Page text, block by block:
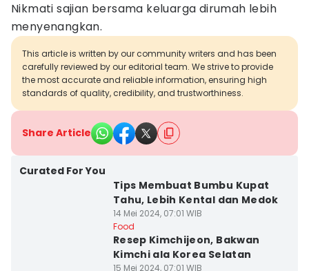
Nikmati sajian bersama keluarga dirumah lebih
menyenangkan.
This article is written by our community writers and has been
carefully reviewed by our editorial team. We strive to provide
the most accurate and reliable information, ensuring high
standards of quality, credibility, and trustworthiness.
Share Article
Curated For You
Tips Membuat Bumbu Kupat
Tahu, Lebih Kental dan Medok
14 Mei 2024, 07:01 WIB
Food
Resep Kimchijeon, Bakwan
Kimchi ala Korea Selatan
15 Mei 2024, 07:01 WIB